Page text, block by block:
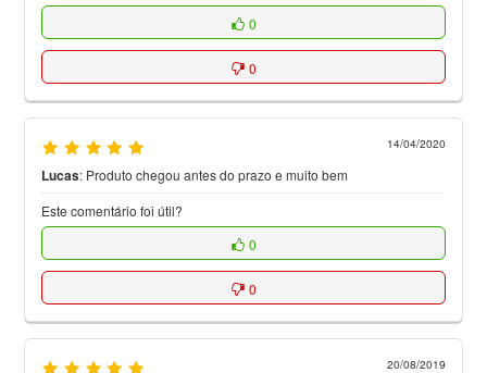
0
0
14/04/2020
Lucas: Produto chegou antes do prazo e muito bem
Este comentário foi útil?
0
0
20/08/2019